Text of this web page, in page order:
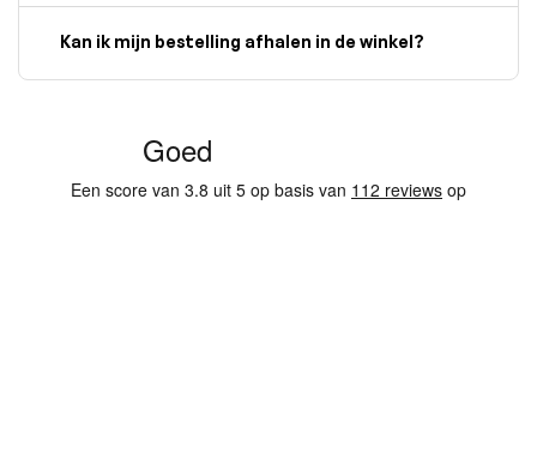
Kan ik mijn bestelling afhalen in de winkel?